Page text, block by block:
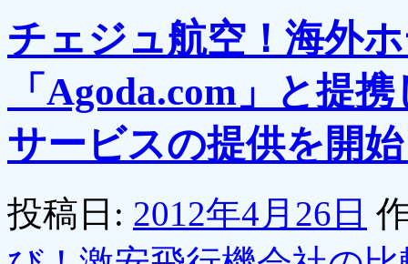
チェジュ航空！海外
「Agoda.com」と提
サービスの提供を開
投稿日: 2012年4月26日